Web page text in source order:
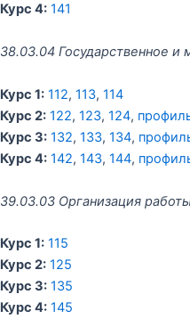
Курс 4: 141
38.03.04 Государственное и
Курс 1: 112, 113, 114
Курс 2: 122, 123, 124,
Курс 3: 132, 133, 134,
Курс 4: 142, 143, 144,
39.03.03 Организация
Курс 1: 115
Курс 2: 125
Курс 3: 135
Курс 4: 145